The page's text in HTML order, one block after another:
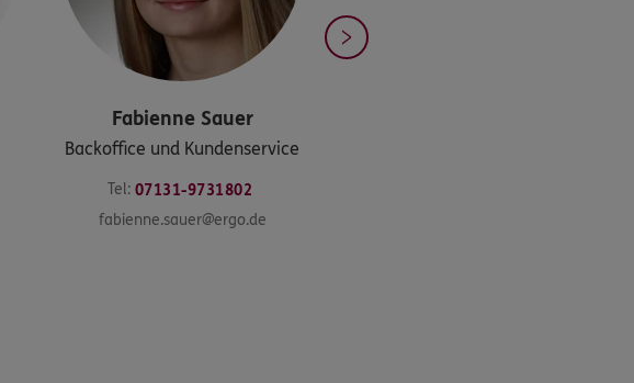
Fabienne Sauer
Backoffice und Kundenservice
Tel: 07131-9731802
fabienne.sauer@ergo.de